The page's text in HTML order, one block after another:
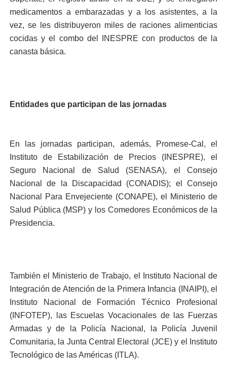
medicamentos a embarazadas y a los asistentes, a la
vez, se les distribuyeron miles de raciones alimenticias
cocidas y el combo del INESPRE con productos de la
canasta básica.
Entidades que participan de las jornadas
En las jornadas participan, además, Promese-Cal, el
Instituto de Estabilización de Precios (INESPRE), el
Seguro Nacional de Salud (SENASA), el Consejo
Nacional de la Discapacidad (CONADIS); el Consejo
Nacional Para Envejeciente (CONAPE), el Ministerio de
Salud Pública (MSP) y los Comedores Económicos de la
Presidencia.
También el Ministerio de Trabajo, el Instituto Nacional de
Integración de Atención de la Primera Infancia (INAIPI), el
Instituto Nacional de Formación Técnico Profesional
(INFOTEP), las Escuelas Vocacionales de las Fuerzas
Armadas y de la Policía Nacional, la Policía Juvenil
Comunitaria, la Junta Central Electoral (JCE) y el Instituto
Tecnológico de las Américas (ITLA).